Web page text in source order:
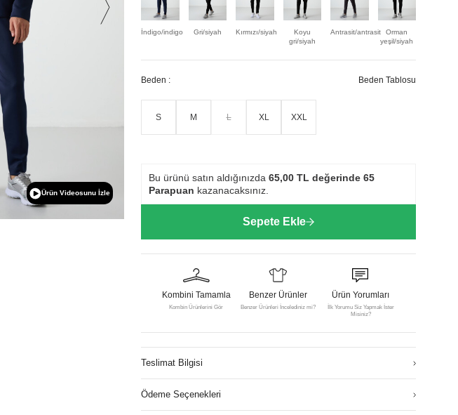
Ürün Videosunu İzle
İndigo/indigo Gri/siyah Kırmızı/siyah
Koyu
gri/siyah
Antrasit/antrasit
Orman
yeşil/siyah
Beden : Beden Tablosu
S M L XL XXL
Bu ürünü satın aldığınızda 65,00 TL değerinde 65
Parapuan kazanacaksınız.
Sepete Ekle
Kombini Tamamla
Kombin Ürünlerini Gör
Benzer Ürünler
Benzer Ürünleri İncelediniz mi?
Ürün Yorumları
İlk Yorumu Siz Yapmak İster
Misiniz?
Teslimat Bilgisi
Ödeme Seçenekleri